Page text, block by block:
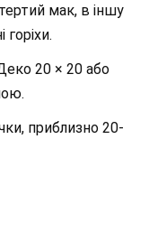
мак, в іншу
20 × 20 або
приблизно 20-